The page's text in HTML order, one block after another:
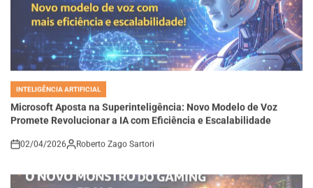
IN
INTELIGÊNCIA ARTIFICIAL
Microsoft Aposta na Superinteligência: Novo Modelo de Voz
Promete Revolucionar a IA com Eficiência e Escalabilidade
02/04/2026 Roberto Zago Sartori